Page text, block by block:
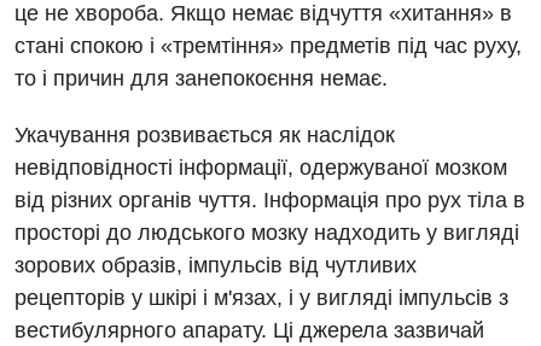
Заходи БПР
Інтернатура
Програма лояльності
Відгуки
Відео
Діагностика
Діагностичне відділення
Інструментальна діагностика
Рентгенографія
УЗД
Для дорослих
Декларування
Національний скринінг здоров’я 40+
це не хвороба. Якщо немає відчуття «хитання» в
стані спокою і «тремтіння» предметів під час руху,
то і причин для занепокоєння немає.
Укачування розвивається як наслідок
невідповідності інформації, одержуваної мозком
від різних органів чуття. Інформація про рух тіла в
просторі до людського мозку надходить у вигляді
зорових образів, імпульсів від чутливих
рецепторів у шкірі і м'язах, і у вигляді імпульсів з
вестибулярного апарату. Ці джерела зазвичай